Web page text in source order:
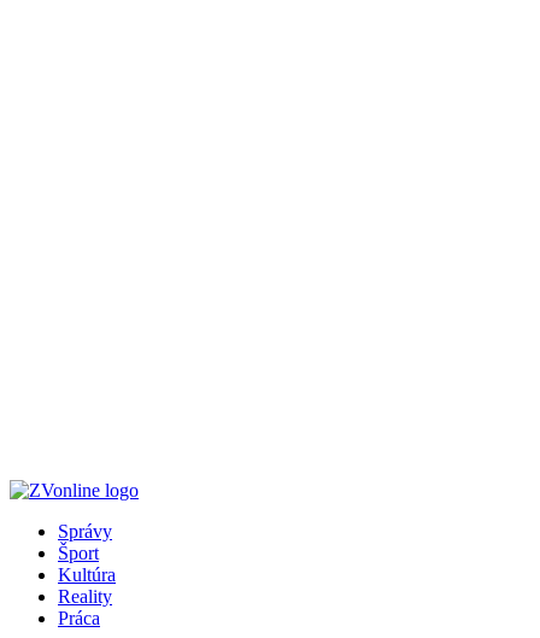
Správy
Šport
Kultúra
Reality
Práca